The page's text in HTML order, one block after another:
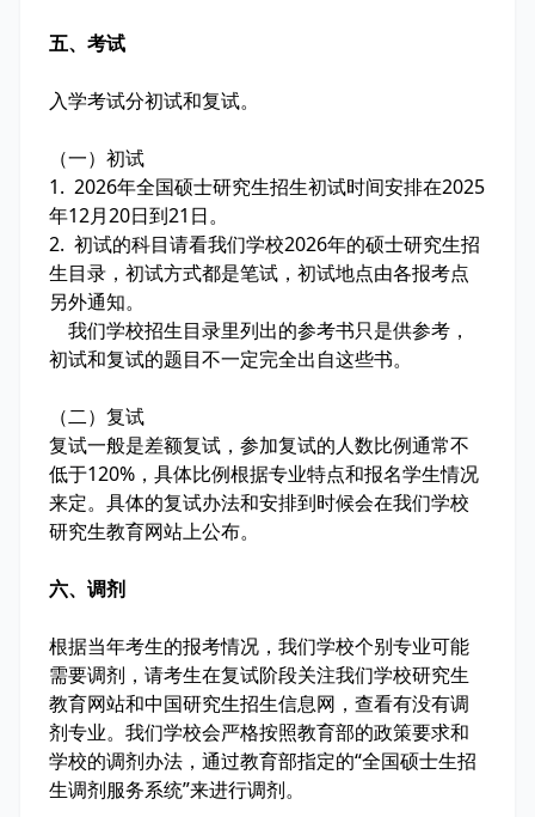
五、考试
入学考试分初试和复试。
（一）初试
1. 2026年全国硕士研究生招生初试时间安排在2025
年12月20日到21日。
2. 初试的科目请看我们学校2026年的硕士研究生招
生目录，初试方式都是笔试，初试地点由各报考点
另外通知。
我们学校招生目录里列出的参考书只是供参考，
初试和复试的题目不一定完全出自这些书。
（二）复试
复试一般是差额复试，参加复试的人数比例通常不
低于120%，具体比例根据专业特点和报名学生情况
来定。具体的复试办法和安排到时候会在我们学校
研究生教育网站上公布。
六、调剂
根据当年考生的报考情况，我们学校个别专业可能
需要调剂，请考生在复试阶段关注我们学校研究生
教育网站和中国研究生招生信息网，查看有没有调
剂专业。我们学校会严格按照教育部的政策要求和
学校的调剂办法，通过教育部指定的“全国硕士生招
生调剂服务系统”来进行调剂。